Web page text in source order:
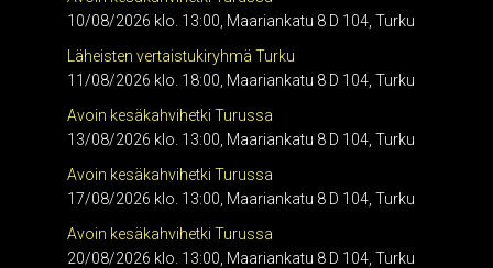
10/08/2026 klo. 13:00, Maariankatu 8 D 104, Turku
Läheisten vertaistukiryhmä Turku
11/08/2026 klo. 18:00, Maariankatu 8 D 104, Turku
Avoin kesäkahvihetki Turussa
13/08/2026 klo. 13:00, Maariankatu 8 D 104, Turku
Avoin kesäkahvihetki Turussa
17/08/2026 klo. 13:00, Maariankatu 8 D 104, Turku
Avoin kesäkahvihetki Turussa
20/08/2026 klo. 13:00, Maariankatu 8 D 104, Turku